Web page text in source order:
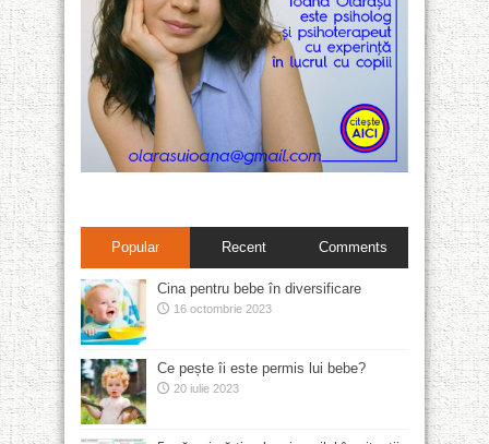
Popular Recent Comments
Cina pentru bebe în diversificare
16 octombrie 2023
Ce pește îi este permis lui bebe?
20 iulie 2023